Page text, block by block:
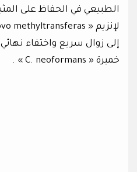
الطبيعي في الحفاظ على
إلى زوال سريع واختفاء
خميرة « C. neoformans » .